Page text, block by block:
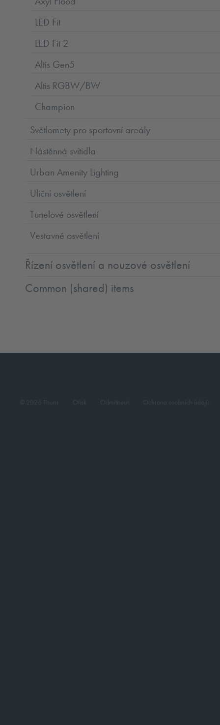
LED Fit
LED Fit 2
Altis Gen5
Altis RGBW/BW
Champion
Světlomety pro sportovní areály
Nástěnná svítidla
Urban Amenity Lighting
Uliční osvětlení
Tunelové osvětlení
Vestavné osvětlení
Řízení osvětlení a nouzové osvětlení
Common (shared) items